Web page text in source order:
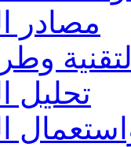
مصادر
تحليل